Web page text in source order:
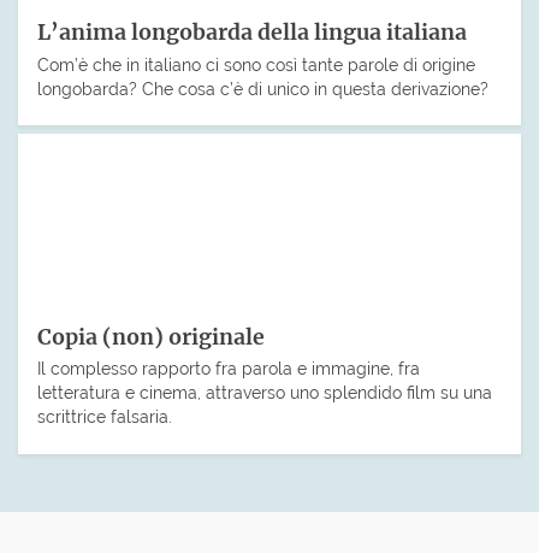
L’anima longobarda della lingua italiana
Com’è che in italiano ci sono così tante parole di origine
longobarda? Che cosa c’è di unico in questa derivazione?
Copia (non) originale
Il complesso rapporto fra parola e immagine, fra
letteratura e cinema, attraverso uno splendido film su una
scrittrice falsaria.